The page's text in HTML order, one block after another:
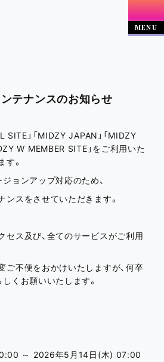
ンテナンスのお知らせ
」「MIDZY JAPAN」「MIDZY
W MEMBER SITE」をご利用いた
す。
ョンアップ対応のため、
ンスをさせていただきます。
セス及び、全てのサービスがご利用
ご不便をおかけいたしますが、何卒
くお願いいたします。
～ 2026年5月14日(木) 07:00